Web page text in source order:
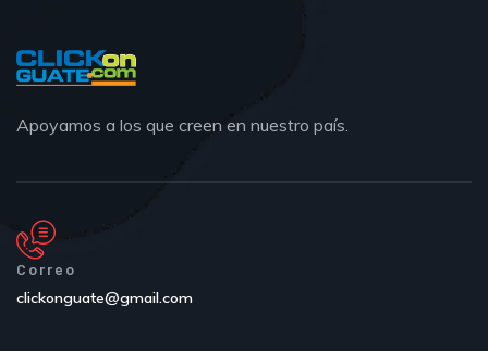
Apoyamos a los que creen en nuestro país.
Correo
clickonguate@gmail.com